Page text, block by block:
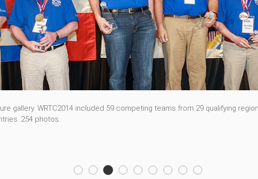
gallery. WRTC2014 included 59 competing teams from 29 qualifying
254 photos.